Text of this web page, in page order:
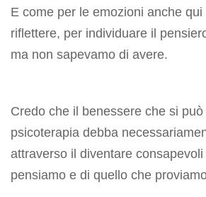
E come per le emozioni anche
riflettere, per individuare il
ma non sapevamo di avere.
Credo che il benessere che si
psicoterapia debba
attraverso il diventare
pensiamo e di quello che